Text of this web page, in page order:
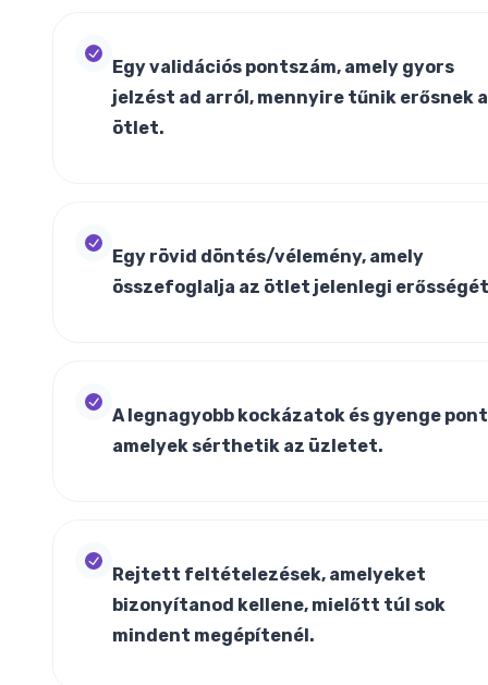
Egy validációs pontszám, amely gyors
jelzést ad arról, mennyire tűnik erősnek
ötlet.
Egy rövid döntés/vélemény, amely
összefoglalja az ötlet jelenlegi
A legnagyobb kockázatok és gyenge
amelyek sérthetik az üzletet.
Rejtett feltételezések, amelyeket
bizonyítanod kellene, mielőtt túl sok
mindent megépítenél.